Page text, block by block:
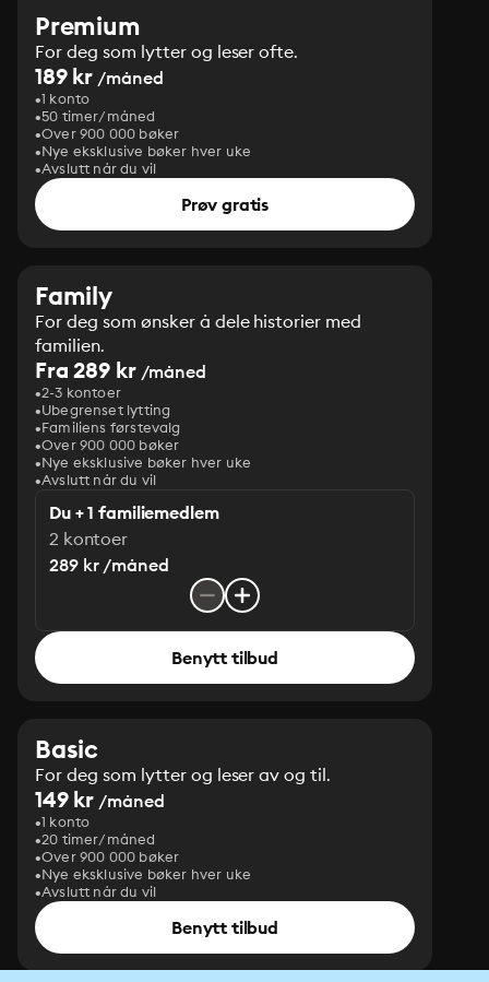
Premium
For deg som lytter og leser ofte.
189 kr /måned
1 konto
50 timer/måned
Over 900 000 bøker
Nye eksklusive bøker hver uke
Avslutt når du vil
Prøv gratis
Family
For deg som ønsker å dele historier med
familien.
Fra 289 kr/måned
2-3 kontoer
Ubegrenset lytting
Familiens førstevalg
Over 900 000 bøker
Nye eksklusive bøker hver uke
Avslutt når du vil
Du + 1 familiemedlem
2 kontoer
289 kr /måned
Benytt tilbud
Basic
For deg som lytter og leser av og til.
149 kr /måned
1 konto
20 timer/måned
Over 900 000 bøker
Nye eksklusive bøker hver uke
Avslutt når du vil
Benytt tilbud